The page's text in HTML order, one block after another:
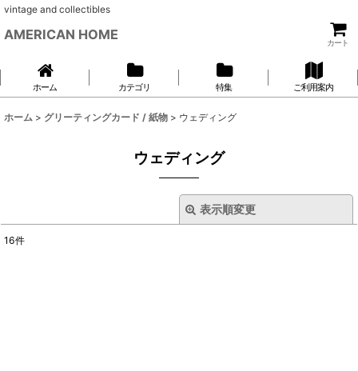
vintage and collectibles
AMERICAN HOME
カート
ホーム カテゴリ 特集 ご利用案内
ホーム > グリーティングカード / 紙物 > ウェディング
ウェディング
表示順変更
16件